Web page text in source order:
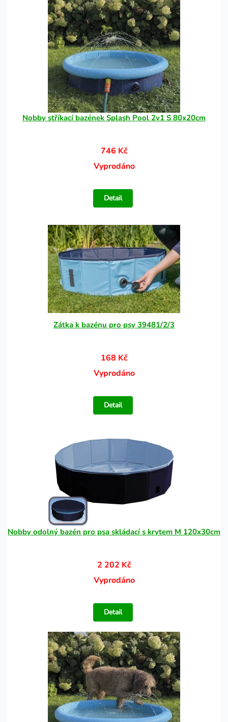
Nobby stříkací bazének Splash Pool 2v1 S 80x20cm
746 Kč
Vyprodáno
Detail
Zátka k bazénu pro psy 39481/2/3
168 Kč
Vyprodáno
Detail
Nobby odolný bazén pro psa skládací s krytem M 120x30cm
2 202 Kč
Vyprodáno
Detail